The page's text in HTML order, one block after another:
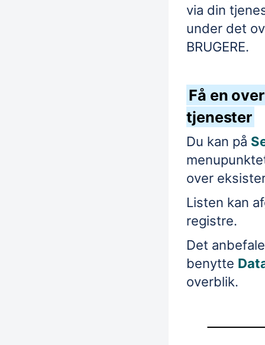
via din
under det
BRUGERE.
Få en
tjenester
Du kan på
over
Listen kan
registre.
Det
benytte
overblik.